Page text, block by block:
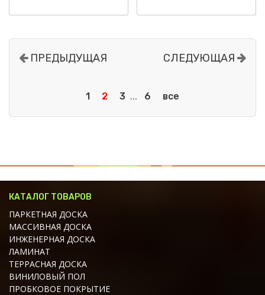
ПРЕДЫДУЩАЯ СЛЕДУЮЩАЯ
1 2 3 ... 6 все
КАТАЛОГ ТОВАРОВ
ПАРКЕТНАЯ ДОСКА
МАССИВНАЯ ДОСКА
ИНЖЕНЕРНАЯ ДОСКА
ЛАМИНАТ
ТЕРРАСНАЯ ДОСКА
ВИНИЛОВЫЙ ПОЛ
ПРОБКОВОЕ ПОКРЫТИЕ